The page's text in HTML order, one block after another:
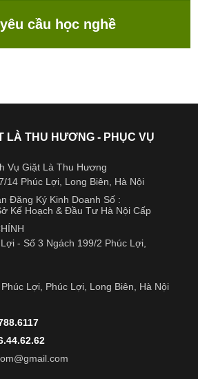
cầu học nghề
LÀ THU HƯƠNG - PHỤC VỤ
Vụ Giặt Là Thu Hương
14 Phúc Lợi, Long Biên, Hà Nội
Đăng Ký Kinh Doanh Số :
Kế Hoạch & Đầu Tư Hà Nội Cấp
- Số 3 Ngách 199/2 Phúc Lợi,
Lợi, Phúc Lợi, Long Biên, Hà Nội